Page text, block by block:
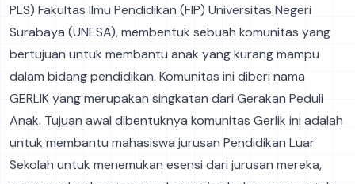
PLS) Fakultas Ilmu Pendidikan (FIP) Universitas Negeri
Surabaya (UNESA), membentuk sebuah komunitas yang
bertujuan untuk membantu anak yang kurang mampu
dalam bidang pendidikan. Komunitas ini diberi nama
GERLIK yang merupakan singkatan dari Gerakan Peduli
Anak. Tujuan awal dibentuknya komunitas Gerlik ini adalah
untuk membantu mahasiswa jurusan Pendidikan Luar
Sekolah untuk menemukan esensi dari jurusan mereka,